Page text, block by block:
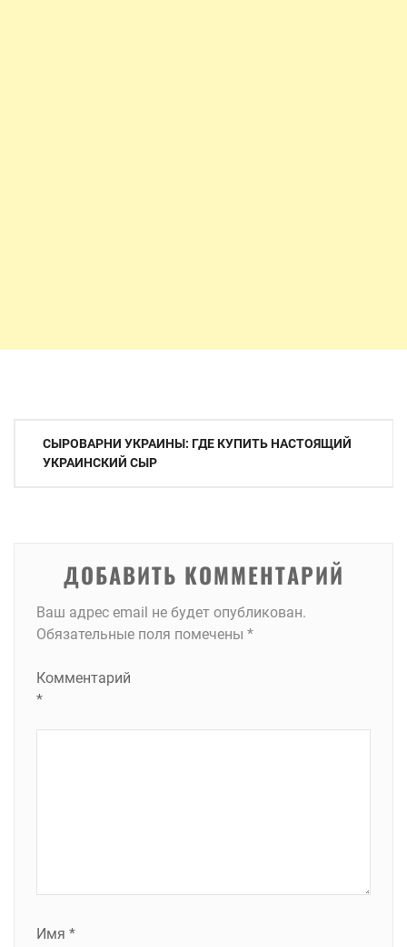
Навигация
СЫРОВАРНИ УКРАИНЫ: ГДЕ КУПИТЬ НАСТОЯЩИЙ
УКРАИНСКИЙ СЫР
ДОБАВИТЬ КОММЕНТАРИЙ
Ваш адрес email не будет опубликован.
Обязательные поля помечены *
Комментарий
*
Имя *